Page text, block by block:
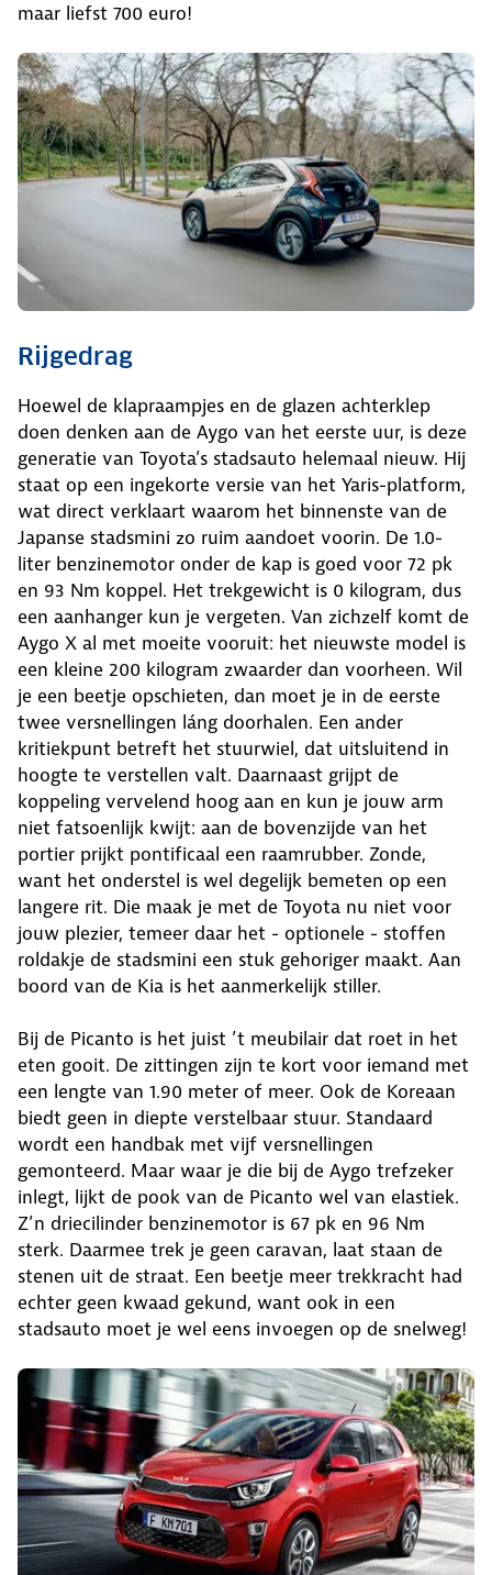
maar liefst 700 euro!
Rijgedrag
Hoewel de klapraampjes en de glazen achterklep
doen denken aan de Aygo van het eerste uur, is deze
generatie van Toyota’s stadsauto helemaal nieuw. Hij
staat op een ingekorte versie van het Yaris-platform,
wat direct verklaart waarom het binnenste van de
Japanse stadsmini zo ruim aandoet voorin. De 1.0-
liter benzinemotor onder de kap is goed voor 72 pk
en 93 Nm koppel. Het trekgewicht is 0 kilogram, dus
een aanhanger kun je vergeten. Van zichzelf komt de
Aygo X al met moeite vooruit: het nieuwste model is
een kleine 200 kilogram zwaarder dan voorheen. Wil
je een beetje opschieten, dan moet je in de eerste
twee versnellingen láng doorhalen. Een ander
kritiekpunt betreft het stuurwiel, dat uitsluitend in
hoogte te verstellen valt. Daarnaast grijpt de
koppeling vervelend hoog aan en kun je jouw arm
niet fatsoenlijk kwijt: aan de bovenzijde van het
portier prijkt pontificaal een raamrubber. Zonde,
want het onderstel is wel degelijk bemeten op een
langere rit. Die maak je met de Toyota nu niet voor
jouw plezier, temeer daar het - optionele - stoffen
roldakje de stadsmini een stuk gehoriger maakt. Aan
boord van de Kia is het aanmerkelijk stiller.
Bij de Picanto is het juist ’t meubilair dat roet in het
eten gooit. De zittingen zijn te kort voor iemand met
een lengte van 1.90 meter of meer. Ook de Koreaan
biedt geen in diepte verstelbaar stuur. Standaard
wordt een handbak met vijf versnellingen
gemonteerd. Maar waar je die bij de Aygo trefzeker
inlegt, lijkt de pook van de Picanto wel van elastiek.
Z’n driecilinder benzinemotor is 67 pk en 96 Nm
sterk. Daarmee trek je geen caravan, laat staan de
stenen uit de straat. Een beetje meer trekkracht had
echter geen kwaad gekund, want ook in een
stadsauto moet je wel eens invoegen op de snelweg!